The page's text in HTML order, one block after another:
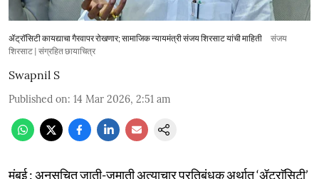
ॲट्राॅसिटी कायद्याचा गैरवापर रोखणार; सामाजिक न्यायमंत्री संजय शिरसाट यांची माहिती
संजय
शिरसाट | संग्रहित छायाचित्र
Swapnil S
Published on: 14 Mar 2026, 2:51 am
मुंबई : अनुसूचित जाती-जमाती अत्याचार प्रतिबंधक अर्थात ‘ॲट्राॅसिटी’